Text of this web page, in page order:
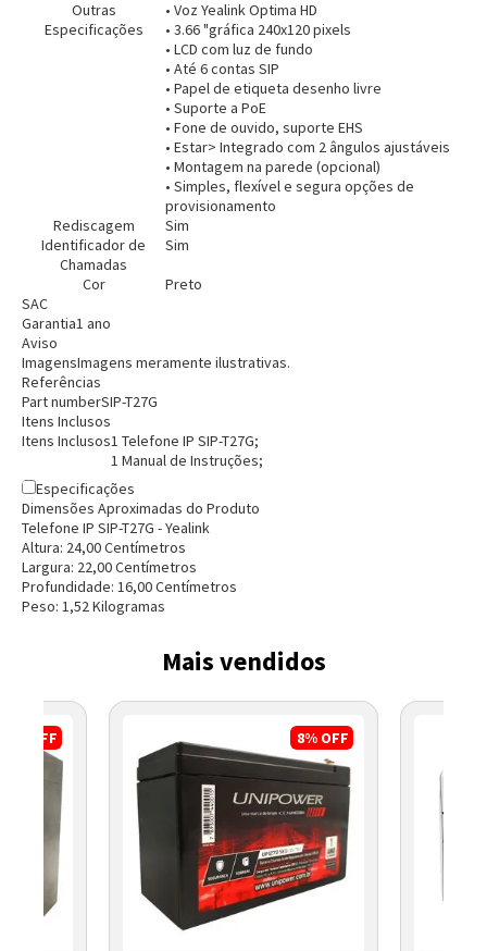
Outras
Especificações
• Voz Yealink Optima HD
• 3.66 "gráfica 240x120 pixels
• LCD com luz de fundo
• Até 6 contas SIP
• Papel de etiqueta desenho livre
• Suporte a PoE
• Fone de ouvido, suporte EHS
• Estar> Integrado com 2 ângulos ajustáveis
• Montagem na parede (opcional)
• Simples, flexível e segura opções de
provisionamento
Rediscagem
Sim
Identificador de
Chamadas
Sim
Cor
Preto
SAC
Garantia1 ano
Aviso
ImagensImagens meramente ilustrativas.
Referências
Part numberSIP-T27G
Itens Inclusos
Itens Inclusos1 Telefone IP SIP-T27G;
1 Manual de Instruções;
Especificações
Dimensões Aproximadas do Produto
Telefone IP SIP-T27G - Yealink
Altura: 24,00Centímetros
Largura: 22,00Centímetros
Profundidade: 16,00Centímetros
Peso: 1,52 Kilogramas
Mais vendidos
OFF 8% OFF